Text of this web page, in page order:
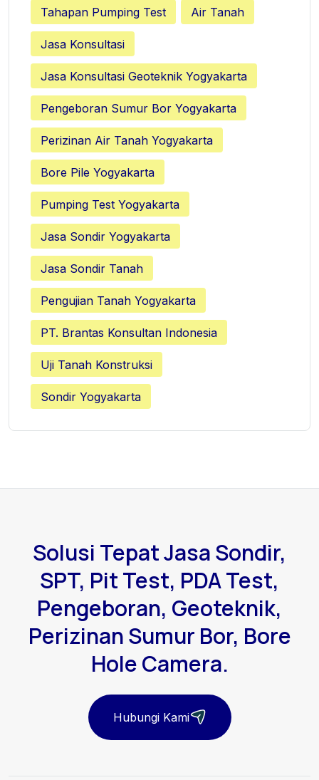
Tahapan Pumping Test Air Tanah
Jasa Konsultasi
Jasa Konsultasi Geoteknik Yogyakarta
Pengeboran Sumur Bor Yogyakarta
Perizinan Air Tanah Yogyakarta
Bore Pile Yogyakarta
Pumping Test Yogyakarta
Jasa Sondir Yogyakarta
Jasa Sondir Tanah
Pengujian Tanah Yogyakarta
PT. Brantas Konsultan Indonesia
Uji Tanah Konstruksi
Sondir Yogyakarta
Solusi Tepat Jasa Sondir,
SPT, Pit Test, PDA Test,
Pengeboran, Geoteknik,
Perizinan Sumur Bor, Bore
Hole Camera.
Hubungi Kami